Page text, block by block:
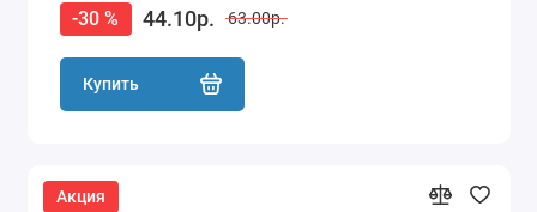
-30 % 44.10р. 63.00р.
Купить
Акция